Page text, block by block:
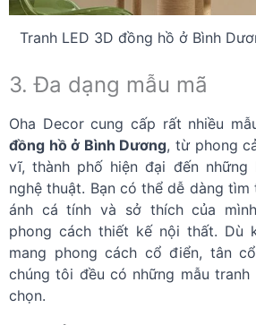
Tranh LED 3D đồng hồ ở Bình
3. Đa dạng mẫu mã
Oha Decor cung cấp rất nhiều
đồng hồ ở Bình Dương, từ phong
vĩ, thành phố hiện đại đến
nghệ thuật. Bạn có thể dễ dàng
ánh cá tính và sở thích của
phong cách thiết kế nội thất. Dù
mang phong cách cổ điển, tân
chúng tôi đều có những mẫu
chọn.